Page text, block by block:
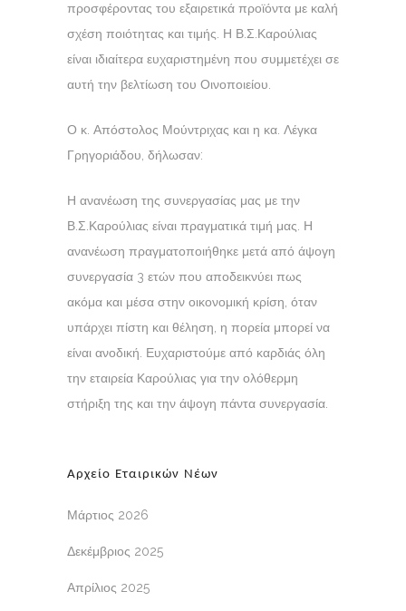
προσφέροντας του εξαιρετικά προϊόντα με καλή
σχέση ποιότητας και τιμής. Η Β.Σ.Καρούλιας
είναι ιδιαίτερα ευχαριστημένη που συμμετέχει σε
αυτή την βελτίωση του Οινοποιείου.
Ο κ. Απόστολος Μούντριχας και η κα. Λέγκα
Γρηγοριάδου, δήλωσαν:
Η ανανέωση της συνεργασίας μας με την
Β.Σ.Καρούλιας είναι πραγματικά τιμή μας. Η
ανανέωση πραγματοποιήθηκε μετά από άψογη
συνεργασία 3 ετών που αποδεικνύει πως
ακόμα και μέσα στην οικονομική κρίση, όταν
υπάρχει πίστη και θέληση, η πορεία μπορεί να
είναι ανοδική. Ευχαριστούμε από καρδιάς όλη
την εταιρεία Καρούλιας για την ολόθερμη
στήριξη της και την άψογη πάντα συνεργασία.
Αρχείο Εταιρικών Νέων
Μάρτιος 2026
Δεκέμβριος 2025
Απρίλιος 2025